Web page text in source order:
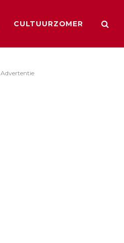
CULTUURZOMER
Advertentie